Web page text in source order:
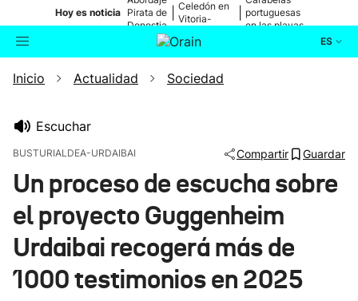
Hoy es noticia Pirata de
Donostia
Celedón en
Vitoria-
portuguesas
en las playas
ES
Buscador Actualidad
Ikusmiran
Eguraldia
Inicio Actualidad Sociedad
Escuchar
BUSTURIALDEA-URDAIBAI Compartir Guardar
Un proceso de escucha sobre
el proyecto Guggenheim
Urdaibai recogerá más de
1000 testimonios en 2025